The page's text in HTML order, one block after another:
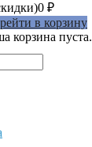
0 ₽
в корзину
корзина пуста.